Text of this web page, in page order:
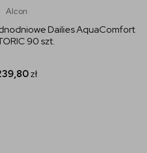
Alcon
Dailies AquaComfort
90 szt.
zł